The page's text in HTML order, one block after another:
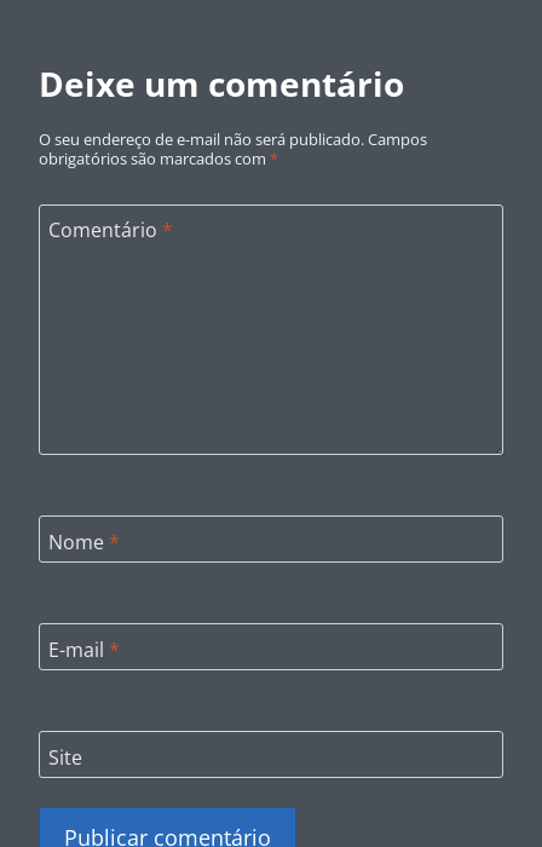
Deixe um comentário
O seu endereço de e-mail não será publicado.Campos
obrigatórios são marcados com *
Comentário *
Nome *
E-mail *
Site